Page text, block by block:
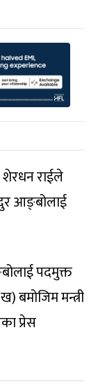
शेरधन राईले
आङ्बोलाई
पदमुक्त
बमोजिम मन्त्री
प्रेस